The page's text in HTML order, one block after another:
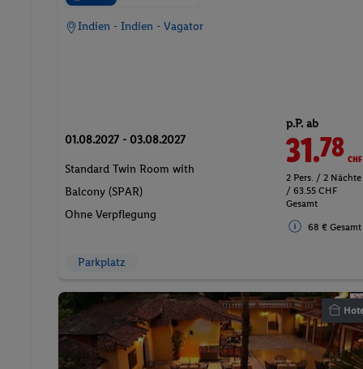
Indien - Indien - Vagator
01.08.2027 - 03.08.2027
Standard Twin Room with
Balcony (SPAR)
Ohne Verpflegung
p.P. ab
31.78CHF
2 Pers. / 2 Nächte
/ 63.55 CHF
Gesamt
68 € Gesamt
Parkplatz